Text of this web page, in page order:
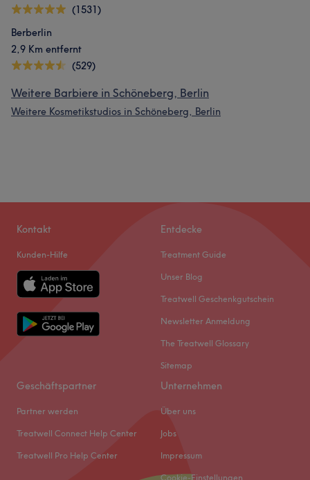
(1531)
Berberlin
2,9 Km entfernt
(529)
Weitere Barbiere in Schöneberg, Berlin
Weitere Kosmetikstudios in Schöneberg, Berlin
Kontakt
Kunden-Hilfe
Entdecke
Treatment Guide
Unser Blog
Treatwell Geschenkgutschein
Newsletter Anmeldung
The Treatwell Glossary
Sitemap
Geschäftspartner
Partner werden
Treatwell Connect Help Center
Treatwell Pro Help Center
Unternehmen
Über uns
Jobs
Impressum
Cookie-Einstellungen